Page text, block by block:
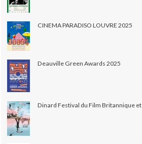
CINEMA PARADISO LOUVRE 2025
Deauville Green Awards 2025
Dinard Festival du Film Britannique